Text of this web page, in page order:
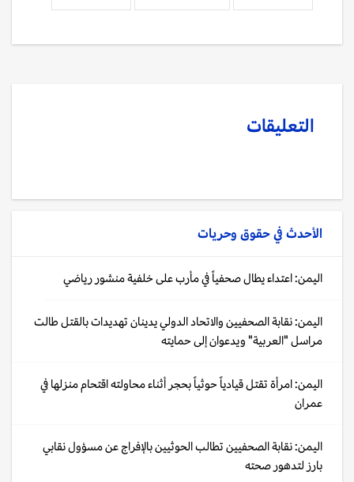
التعليقات
الأحدث فيحقوق وحريات
اليمن: اعتداء يطال صحفياً في مأرب على خلفية منشور رياضي
اليمن: نقابة الصحفيين والاتحاد الدولي يدينان تهديدات بالقتل طالت
مراسل "العربية" ويدعوان إلى حمايته
اليمن: امرأة تقتل قيادياً حوثياً بحجر أثناء محاولته اقتحام منزلها في
عمران
اليمن: نقابة الصحفيين تطالب الحوثيين بالإفراج عن مسؤول نقابي
بارز لتدهور صحته